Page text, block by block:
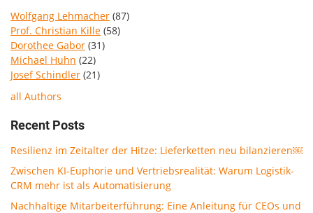
Wolfgang Lehmacher (87)
Prof. Christian Kille (58)
Dorothee Gabor (31)
Michael Huhn (22)
Josef Schindler (21)
all Authors
Recent Posts
Resilienz im Zeitalter der Hitze: Lieferketten neu bilanzieren￼
Zwischen KI-Euphorie und Vertriebsrealität: Warum Logistik-
CRM mehr ist als Automatisierung
Nachhaltige Mitarbeiterführung: Eine Anleitung für CEOs und